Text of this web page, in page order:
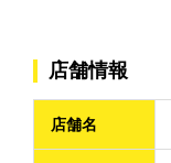
店舗情報
店舗名